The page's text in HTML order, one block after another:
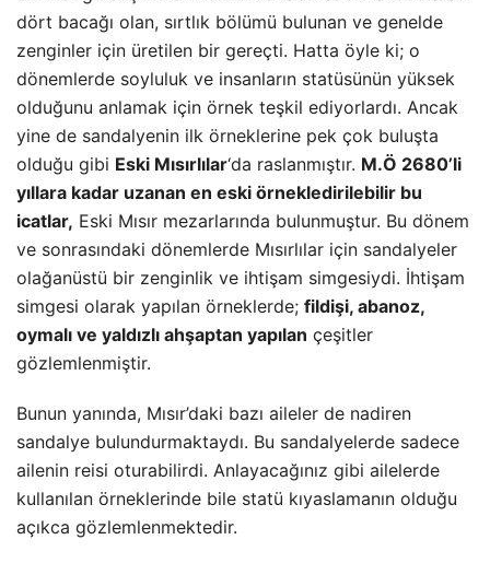
dört bacağı olan, sırtlık bölümü bulunan ve genelde
zenginler için üretilen bir gereçti. Hatta öyle ki; o
dönemlerde soyluluk ve insanların statüsünün yüksek
olduğunu anlamak için örnek teşkil ediyorlardı. Ancak
yine de sandalyenin ilk örneklerine pek çok buluşta
olduğu gibi Eski Mısırlılar‘da raslanmıştır. M.Ö 2680’li
yıllara kadar uzanan en eski örnekledirilebilir bu
icatlar, Eski Mısır mezarlarında bulunmuştur. Bu dönem
ve sonrasındaki dönemlerde Mısırlılar için sandalyeler
olağanüstü bir zenginlik ve ihtişam simgesiydi. İhtişam
simgesi olarak yapılan örneklerde; fildişi, abanoz,
oymalı ve yaldızlı ahşaptan yapılan çeşitler
gözlemlenmiştir.
Bunun yanında, Mısır’daki bazı aileler de nadiren
sandalye bulundurmaktaydı. Bu sandalyelerde sadece
ailenin reisi oturabilirdi. Anlayacağınız gibi ailelerde
kullanılan örneklerinde bile statü kıyaslamanın olduğu
açıkca gözlemlenmektedir.